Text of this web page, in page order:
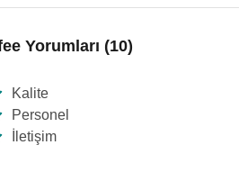
Yorumları (10)
Kalite
Personel
İletişim